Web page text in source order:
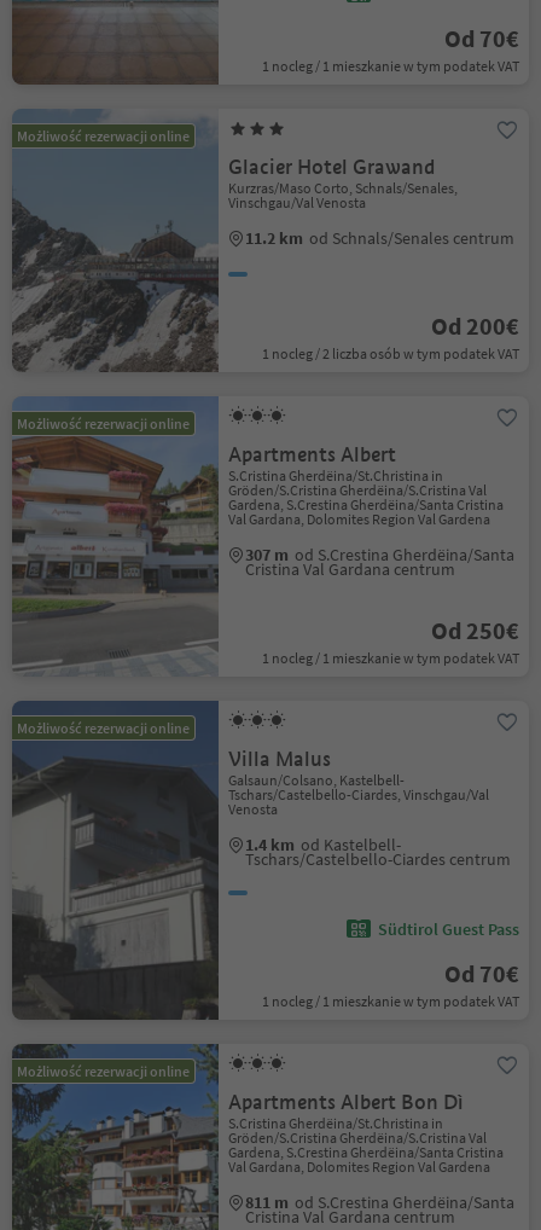
Od 70€
1 nocleg / 1 mieszkanie w tym podatek VAT
Możliwość rezerwacji online
Glacier Hotel Grawand
Kurzras/Maso Corto, Schnals/Senales,
Vinschgau/Val Venosta
11.2 km od Schnals/Senales centrum
Od 200€
1 nocleg / 2 liczba osób w tym podatek VAT
Możliwość rezerwacji online
Apartments Albert
S.Cristina Gherdëina/St.Christina in
Gröden/S.Cristina Gherdëina/S.Cristina Val
Gardena, S.Crestina Gherdëina/Santa Cristina
Val Gardana, Dolomites Region Val Gardena
307 m od S.Crestina Gherdëina/Santa
Cristina Val Gardana centrum
Od 250€
1 nocleg / 1 mieszkanie w tym podatek VAT
Możliwość rezerwacji online
Villa Malus
Galsaun/Colsano, Kastelbell-
Tschars/Castelbello-Ciardes, Vinschgau/Val
Venosta
1.4 km od Kastelbell-
Tschars/Castelbello-Ciardes centrum
Südtirol Guest Pass
Od 70€
1 nocleg / 1 mieszkanie w tym podatek VAT
Możliwość rezerwacji online
Apartments Albert Bon Dì
S.Cristina Gherdëina/St.Christina in
Gröden/S.Cristina Gherdëina/S.Cristina Val
Gardena, S.Crestina Gherdëina/Santa Cristina
Val Gardana, Dolomites Region Val Gardena
811 m od S.Crestina Gherdëina/Santa
Cristina Val Gardana centrum